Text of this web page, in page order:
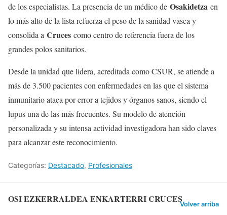
de los especialistas. La presencia de un médico de Osakidetza en
lo más alto de la lista refuerza el peso de la sanidad vasca y
consolida a Cruces como centro de referencia fuera de los
grandes polos sanitarios.
Desde la unidad que lidera, acreditada como CSUR, se atiende a
más de 3.500 pacientes con enfermedades en las que el sistema
inmunitario ataca por error a tejidos y órganos sanos, siendo el
lupus una de las más frecuentes. Su modelo de atención
personalizada y su intensa actividad investigadora han sido claves
para alcanzar este reconocimiento.
Categorías: Destacado, Profesionales
OSI EZKERRALDEA ENKARTERRI CRUCESVolver arriba